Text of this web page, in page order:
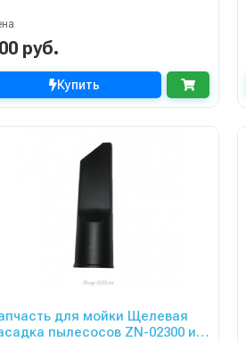
руб.
Купить
для мойки Щелевая
пылесосов ZN-02300 и